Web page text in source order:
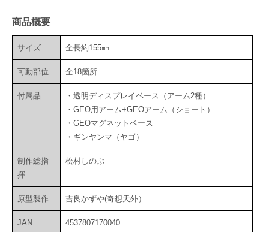
商品概要
サイズ 全長約155㎜
可動部位 全18箇所
付属品
・透明ディスプレイベース（アーム2種）
・GEO用アーム+GEOアーム（ショート）
・GEOマグネットベース
・ギンヤンマ（ヤゴ）
制作総指
揮
松村しのぶ
原型製作 吉良かずや(奇想天外）
JAN 4537807170040